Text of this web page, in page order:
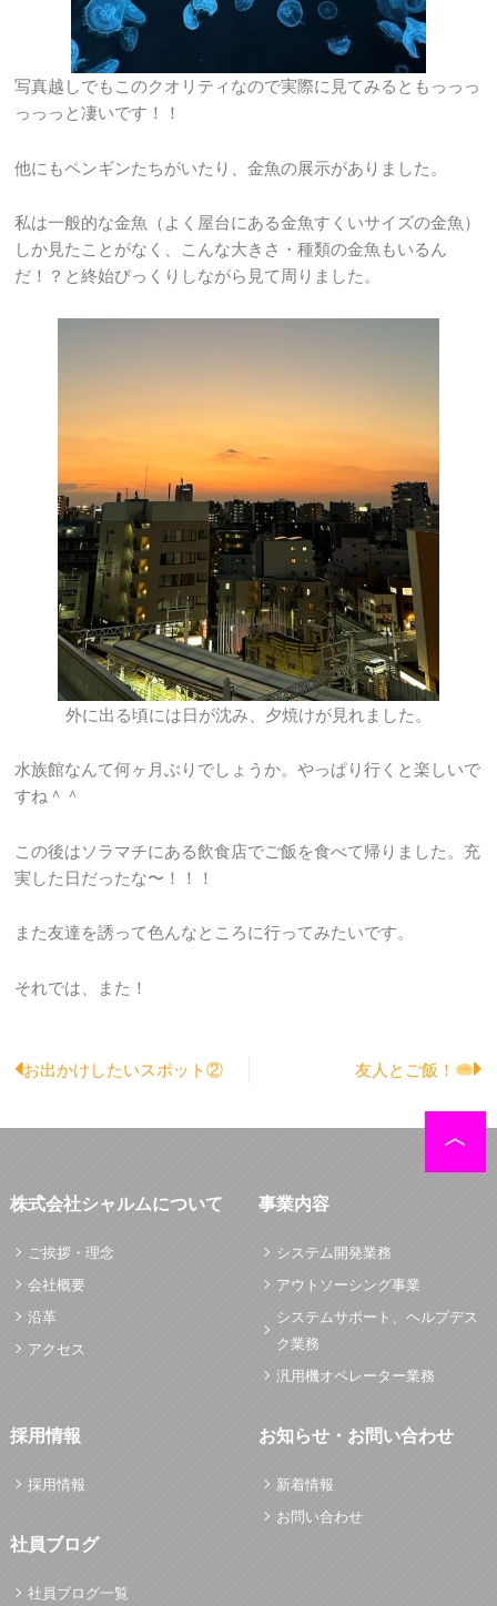
写真越しでもこのクオリティなので実際に見てみるともっっっ
っっっと凄いです！！
他にもペンギンたちがいたり、金魚の展示がありました。
私は一般的な金魚（よく屋台にある金魚すくいサイズの金魚）
しか見たことがなく、こんな大きさ・種類の金魚もいるん
だ！？と終始びっくりしながら見て周りました。
外に出る頃には日が沈み、夕焼けが見れました。
水族館なんて何ヶ月ぶりでしょうか。やっぱり行くと楽しいで
すね＾＾
この後はソラマチにある飲食店でご飯を食べて帰りました。充
実した日だったな〜！！！
また友達を誘って色んなところに行ってみたいです。
それでは、また！
Prev
お出かけしたいスポット② 友人とご飯！
株式会社シャルムについて
ご挨拶・理念
会社概要
沿革
アクセス
事業内容
システム開発業務
アウトソーシング事業
システムサポート、ヘルプデス
ク業務
汎用機オペレーター業務
採用情報
採用情報
社員ブログ
社員ブログ一覧
お知らせ・お問い合わせ
新着情報
お問い合わせ